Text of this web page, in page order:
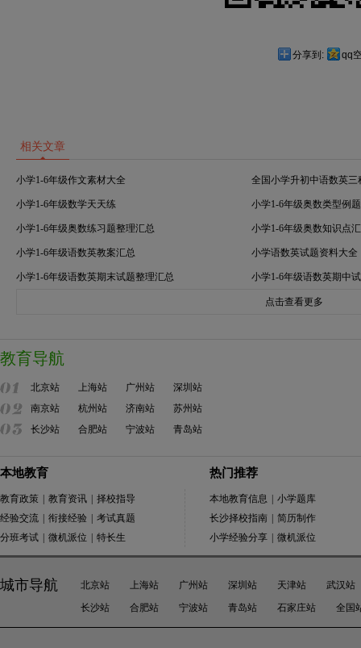
分享到: qq
相关文章
小学1-6年级作文素材大全 全国小学升初中语数英三
小学1-6年级数学天天练 小学1-6年级奥数类型例
小学1-6年级奥数练习题整理汇总 小学1-6年级奥数知识点
小学1-6年级语数英教案汇总 小学语数英试题资料大全
小学1-6年级语数英期末试题整理汇总 小学1-6年级语数英期中
点击查看更多
教育导航
北京站 上海站 广州站
深圳站
南京站
杭州站 济南站
苏州站
长沙站
合肥站 宁波站 青岛站
本地教育
教育政策 教育资讯
择校指导
经验交流
衔接经验
考试真题
分班考试
微机派位 特长生
热门推荐
本地教育信息
小学题库
长沙择校指南
简历制作
小学经验分享
微机派位
城市导航 北京站 上海站 广州站 深圳站 天津站
武汉站
长沙站
合肥站 宁波站 青岛站 石家庄站 全国